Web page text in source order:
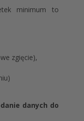
minimum to
zgięcie),
danych do